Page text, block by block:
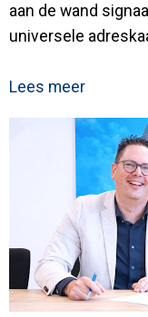
aan de wand
universele
Lees meer